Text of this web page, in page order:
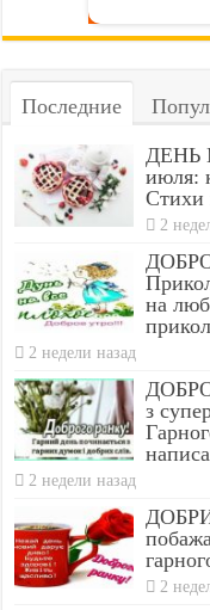
Последние
ДЕНЬ
июля:
Стихи
2
на
2 недели назад
з
2 недели назад
2